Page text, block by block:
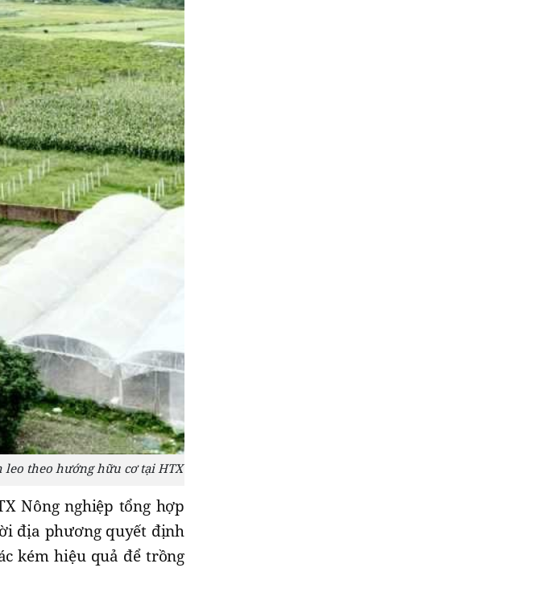
theo hướng hữu cơ tại HTX Nông nghiệp tổng hợp Trường Giang. Ảnh: Minh Đức.
Nông nghiệp tổng hợp
địa phương quyết định
kém hiệu quả để trồng